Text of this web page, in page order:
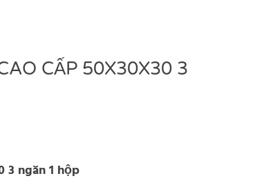
CẤP 50X30X30 3
3 ngăn 1 hộp